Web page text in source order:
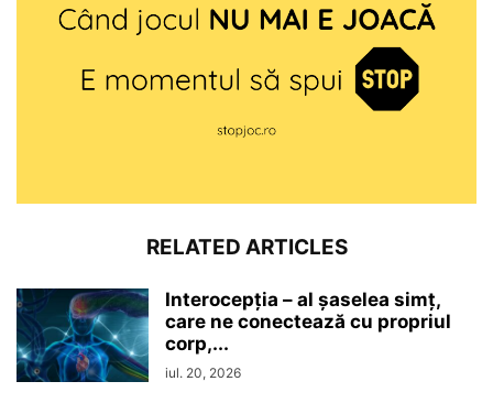
RELATED ARTICLES
Interocepţia – al șaselea simț,
care ne conectează cu propriul
corp,...
iul. 20, 2026